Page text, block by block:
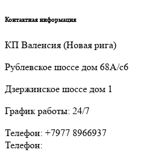
Контактная информация
КП Валенсия (Новая рига)
Рублевское шоссе дом 68А/с6
Дзержинское шоссе дом 1
График работы: 24/7
Телефон: +7977 8966937
Телефон: